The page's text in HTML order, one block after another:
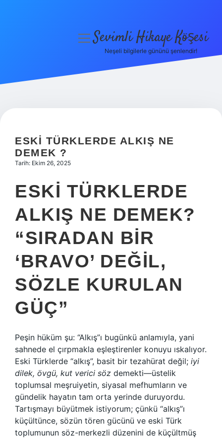
Hakkımızda
menüyüSevimli Hikaye Köşesi
Neşeli bilgilerle gününü şenlendir!
ESKI TÜRKLERDE ALKIŞ NE
DEMEK ?
Tarih: Ekim 26, 2025
ESKI TÜRKLERDE
ALKIŞ NE DEMEK?
“SIRADAN BIR
‘BRAVO’ DEĞIL,
SÖZLE KURULAN
GÜÇ”
Peşin hüküm şu: “Alkış”ı bugünkü anlamıyla, yani
sahnede el çırpmakla eşleştirenler konuyu ıskalıyor.
Eski Türklerde “alkış”, basit bir tezahürat değil; iyi
dilek, övgü, kut verici söz demekti—üstelik
toplumsal meşruiyetin, siyasal mefhumların ve
gündelik hayatın tam orta yerinde duruyordu.
Tartışmayı büyütmek istiyorum; çünkü “alkış”ı
küçültünce, sözün tören gücünü ve eski Türk
toplumunun söz-merkezli düzenini de küçültmüş